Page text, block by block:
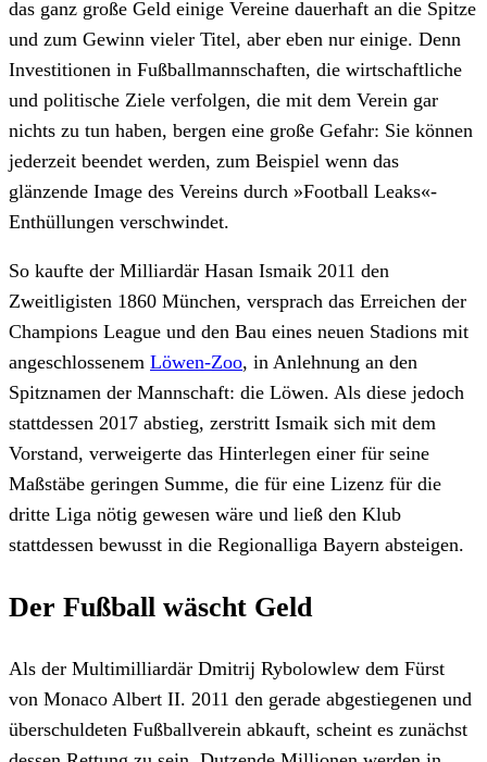
das ganz große Geld einige Vereine dauerhaft an die Spitze
und zum Gewinn vieler Titel, aber eben nur einige. Denn
Investitionen in Fußballmannschaften, die wirtschaftliche
und politische Ziele verfolgen, die mit dem Verein gar
nichts zu tun haben, bergen eine große Gefahr: Sie können
jederzeit beendet werden, zum Beispiel wenn das
glänzende Image des Vereins durch »Football Leaks«-
Enthüllungen verschwindet.
So kaufte der Milliardär Hasan Ismaik 2011 den
Zweitligisten 1860 München, versprach das Erreichen der
Champions League und den Bau eines neuen Stadions mit
angeschlossenem Löwen-Zoo, in Anlehnung an den
Spitznamen der Mannschaft: die Löwen. Als diese jedoch
stattdessen 2017 abstieg, zerstritt Ismaik sich mit dem
Vorstand, verweigerte das Hinterlegen einer für seine
Maßstäbe geringen Summe, die für eine Lizenz für die
dritte Liga nötig gewesen wäre und ließ den Klub
stattdessen bewusst in die Regionalliga Bayern absteigen.
Der Fußball wäscht Geld
Als der Multimilliardär Dmitrij Rybolowlew dem Fürst
von Monaco Albert II. 2011 den gerade abgestiegenen und
überschuldeten Fußballverein abkauft, scheint es zunächst